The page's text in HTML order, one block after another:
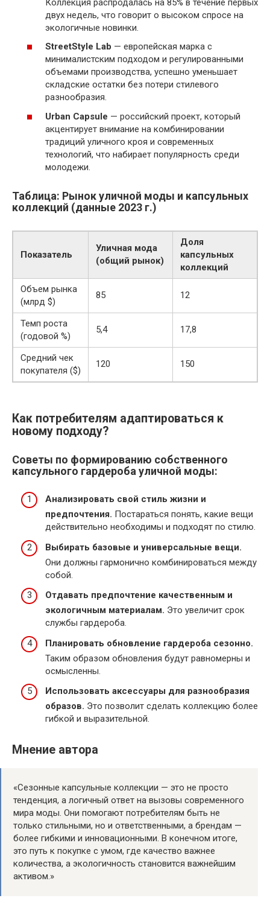
Коллекция распродалась на 85% в течение первых
двух недель, что говорит о высоком спросе на
экологичные новинки.
StreetStyle Lab — европейская марка с
минималистским подходом и регулированными
объемами производства, успешно уменьшает
складские остатки без потери стилевого
разнообразия.
Urban Capsule — российский проект, который
акцентирует внимание на комбинировании
традиций уличного кроя и современных
технологий, что набирает популярность среди
молодежи.
Таблица: Рынок уличной моды и капсульных
коллекций (данные 2023 г.)
Показатель
Уличная мода
(общий рынок)
Доля
капсульных
коллекций
Объем рынка
(млрд $)
85 12
Темп роста
(годовой %)
5,4 17,8
Средний чек
покупателя ($)
120 150
Как потребителям адаптироваться к
новому подходу?
Советы по формированию собственного
капсульного гардероба уличной моды:
Анализировать свой стиль жизни и
предпочтения. Постараться понять, какие вещи
действительно необходимы и подходят по стилю.
Выбирать базовые и универсальные вещи.
Они должны гармонично комбинироваться между
собой.
Отдавать предпочтение качественным и
экологичным материалам. Это увеличит срок
службы гардероба.
Планировать обновление гардероба сезонно.
Таким образом обновления будут равномерны и
осмысленны.
Использовать аксессуары для разнообразия
образов. Это позволит сделать коллекцию более
гибкой и выразительной.
Мнение автора
«Сезонные капсульные коллекции — это не просто
тенденция, а логичный ответ на вызовы современного
мира моды. Они помогают потребителям быть не
только стильными, но и ответственными, а брендам —
более гибкими и инновационными. В конечном итоге,
это путь к покупке с умом, где качество важнее
количества, а экологичность становится важнейшим
активом.»